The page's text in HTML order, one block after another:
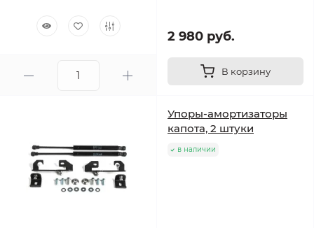
2 980 руб.
В корзину
Упоры-амортизаторы
капота, 2 штуки
в наличии